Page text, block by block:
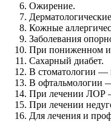
Ожирение.
Кожные
Заболевания
При пониженном
Сахарный диабет.
В стоматологии —
В офтальмологии
При лечении ЛОР
При лечении
Для лечения и